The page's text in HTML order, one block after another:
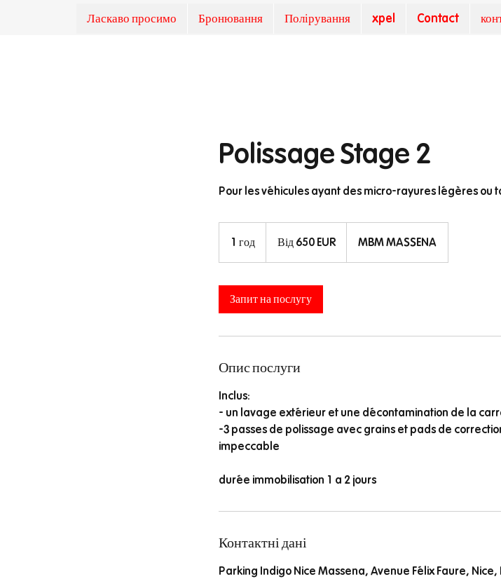
Ласкаво просимо Бронювання Полірування xpel Contact
Polissage Stage 2
Pour les véhicules ayant des micro-rayures légères ou
1 год
г
євроВід 650 EUR MBM MASSENA
Запит на послугу
Опис послуги
Inclus:
- un lavage extérieur et une décontamination de la
-3 passes de polissage avec grains et pads de
impeccable
durée immobilisation 1 a 2 jours
Контактні дані
Parking Indigo Nice Massena, Avenue Félix Faure, Nice,